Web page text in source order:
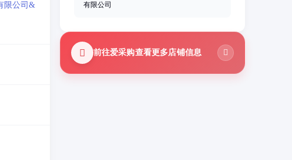
限公司&
有限公司
前往爱采购查看更多店铺信息